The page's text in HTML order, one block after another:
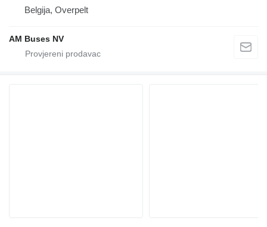
Belgija, Overpelt
AM Buses NV